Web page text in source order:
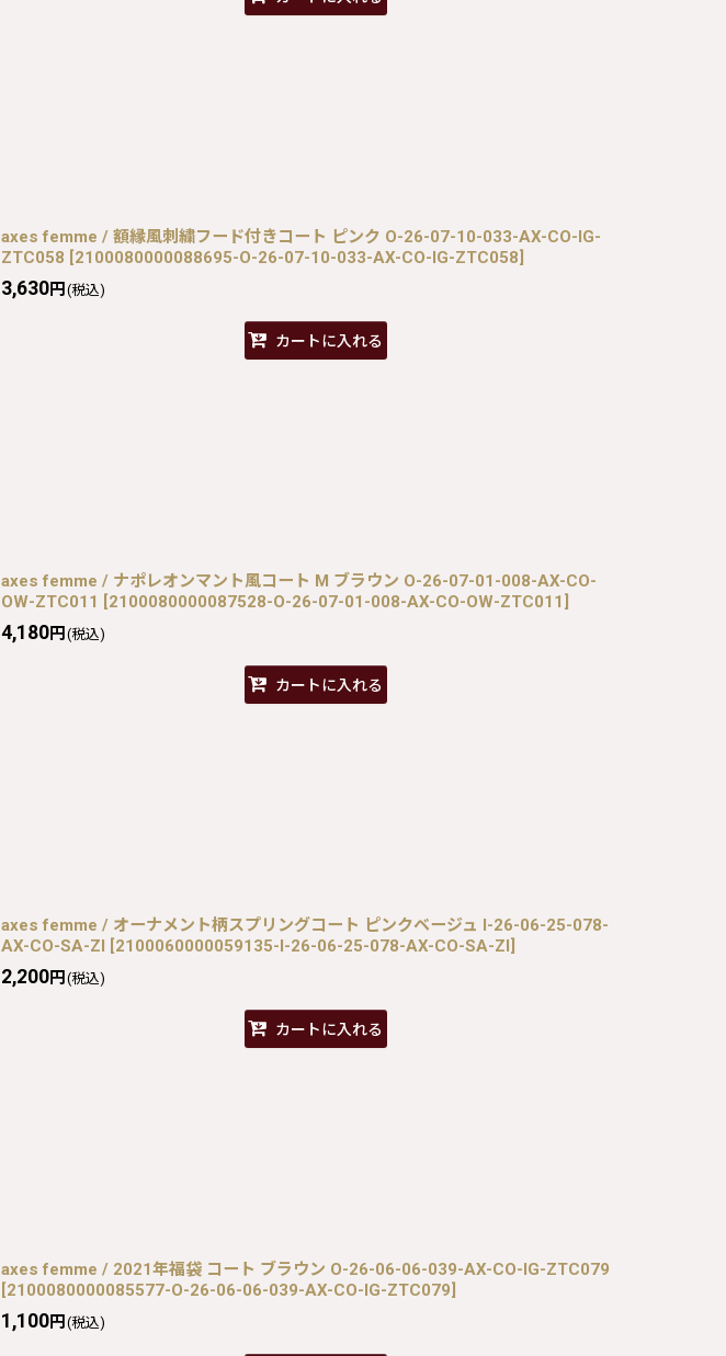
axes femme / 額縁風刺繍フード付きコート ピンク O-26-07-10-033-AX-CO-IG-
ZTC058 [2100080000088695-O-26-07-10-033-AX-CO-IG-ZTC058]
3,630円 (税込)
カートに入れる
axes femme / ナポレオンマント風コート M ブラウン O-26-07-01-008-AX-CO-
OW-ZTC011 [2100080000087528-O-26-07-01-008-AX-CO-OW-ZTC011 ]
4,180円 (税込)
カートに入れる
axes femme / オーナメント柄スプリングコート ピンクベージュ I-26-06-25-078-
AX-CO-SA-ZI [2100060000059135-I-26-06-25-078-AX-CO-SA-ZI]
2,200円 (税込)
カートに入れる
axes femme / 2021年福袋 コート ブラウン O-26-06-06-039-AX-CO-IG-ZTC079
[2100080000085577-O-26-06-06-039-AX-CO-IG-ZTC079]
1,100円 (税込)